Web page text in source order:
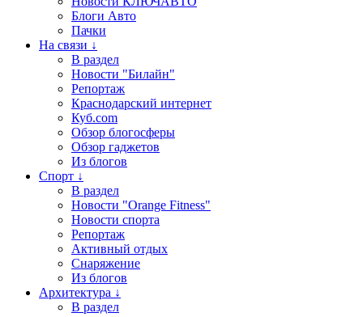
Блоги Авто
Пачки
На связи ↓
В раздел
Новости "Билайн"
Репортаж
Краснодарский интернет
Куб.com
Обзор блогосферы
Обзор гаджетов
Из блогов
Спорт ↓
В раздел
Новости "Orange Fitness"
Новости спорта
Репортаж
Активный отдых
Снаряжение
Из блогов
Архитектура ↓
В раздел